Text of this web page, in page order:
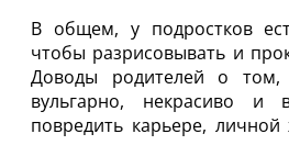
В общем, у подростков
чтобы разрисовывать и
Доводы родителей о
вульгарно, некрасиво
повредить карьере,